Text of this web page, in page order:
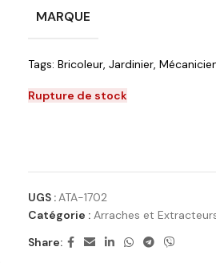
MARQUE
Tags: Bricoleur, Jardinier,
Rupture de stock
UGS :ATA-1702
Catégorie : Arraches et
Share: